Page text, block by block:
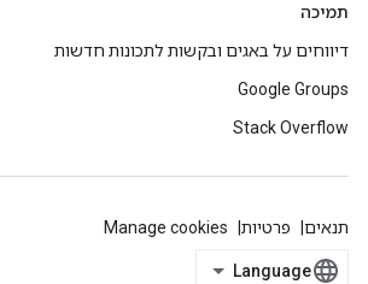
תמיכה
דיווחים על באגים ובקשות לתכונות חדשות
Google Groups
Stack Overflow
תנאים פרטיות Manage cookies